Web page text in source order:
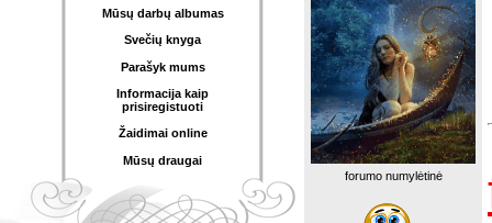
Mūsų darbų albumas
Svečių knyga
Parašyk mums
Informacija kaip
prisiregistuoti
Žaidimai online
Mūsų draugai
forumo numylėtinė